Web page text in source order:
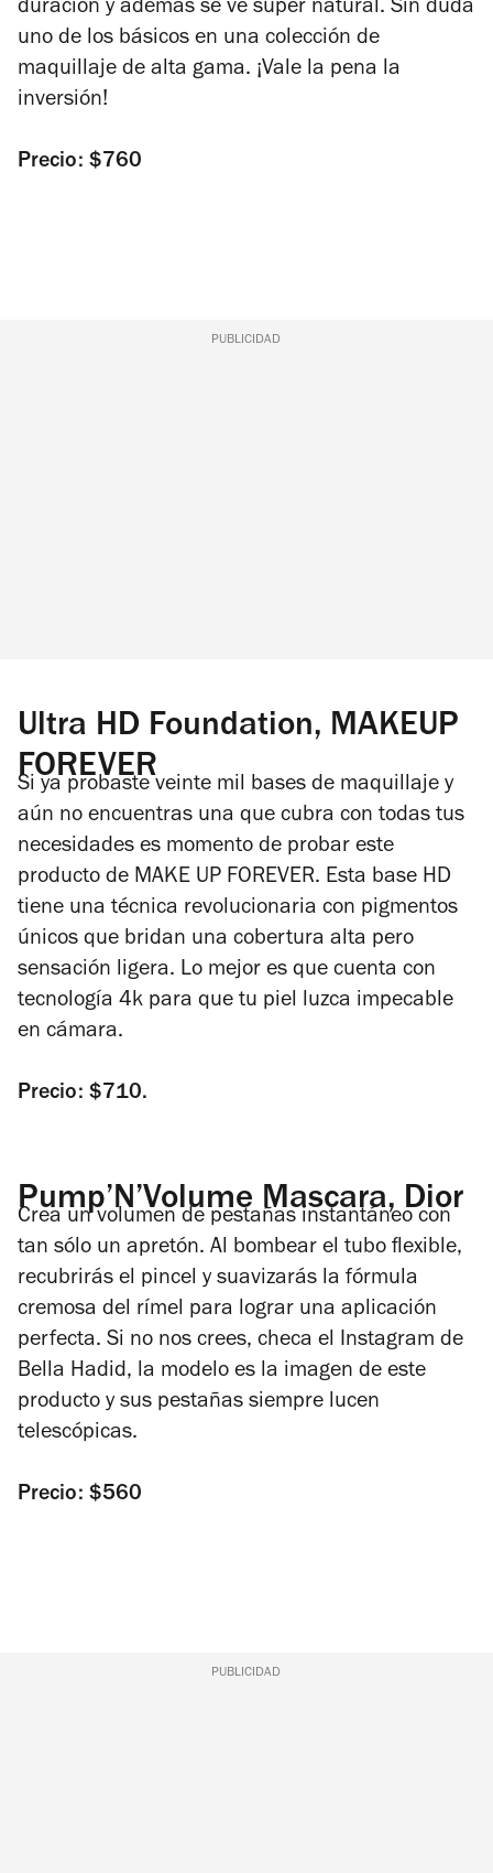
duración y además se ve súper natural. Sin duda
uno de los básicos en una colección de
maquillaje de alta gama. ¡Vale la pena la
inversión!
Precio: $760
PUBLICIDAD
Ultra HD Foundation, MAKEUP
FOREVER
Si ya probaste veinte mil bases de maquillaje y
aún no encuentras una que cubra con todas tus
necesidades es momento de probar este
producto de MAKE UP FOREVER. Esta base HD
tiene una técnica revolucionaria con pigmentos
únicos que bridan una cobertura alta pero
sensación ligera. Lo mejor es que cuenta con
tecnología 4k para que tu piel luzca impecable
en cámara.
Precio: $710.
Pump’N’Volume Mascara, Dior
Crea un volumen de pestañas instantáneo con
tan sólo un apretón. Al bombear el tubo flexible,
recubrirás el pincel y suavizarás la fórmula
cremosa del rímel para lograr una aplicación
perfecta. Si no nos crees, checa el Instagram de
Bella Hadid, la modelo es la imagen de este
producto y sus pestañas siempre lucen
telescópicas.
Precio: $560
PUBLICIDAD